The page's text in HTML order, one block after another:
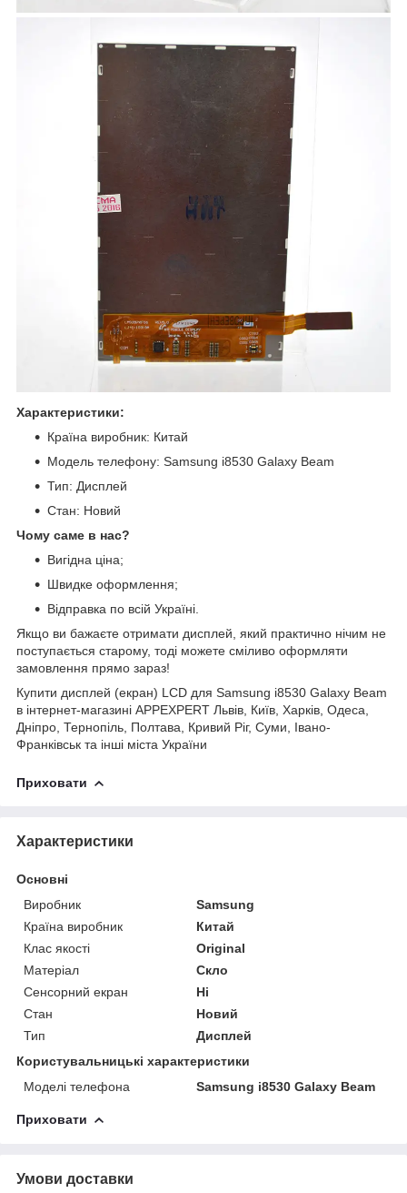
Характеристики:
Країна виробник: Китай
Модель телефону: Samsung i8530 Galaxy Beam
Тип: Дисплей
Стан: Новий
Чому саме в нас?
Вигідна ціна;
Швидке оформлення;
Відправка по всій Україні.
Якщо ви бажаєте отримати дисплей, який практично нічим не
поступається старому, тоді можете сміливо оформляти
замовлення прямо зараз!
Купити дисплей (екран) LCD для Samsung i8530 Galaxy Beam
в інтернет-магазині APPEXPERT Львів, Київ, Харків, Одеса,
Дніпро, Тернопіль, Полтава, Кривий Ріг, Суми, Івано-
Франківськ та інші міста України
Приховати
Характеристики
Основні
Виробник
Samsung
Країна виробник
Китай
Клас якості
Original
Матеріал
Скло
Сенсорний екран
Ні
Стан
Новий
Тип
Дисплей
Користувальницькі характеристики
Моделі телефона
Samsung i8530 Galaxy Beam
Приховати
Умови доставки